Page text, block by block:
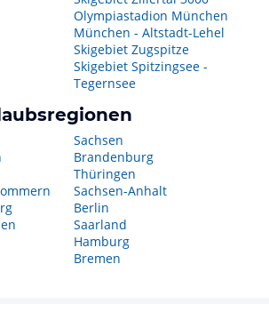
Olympiastadion München
München - Altstadt-Lehel
Skigebiet Zugspitze
Skigebiet Spitzingsee -
Tegernsee
Sachsen
Brandenburg
Thüringen
Sachsen-Anhalt
Berlin
Saarland
Hamburg
Bremen